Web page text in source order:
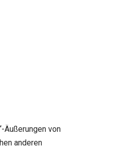
Äußerungen von
anderen